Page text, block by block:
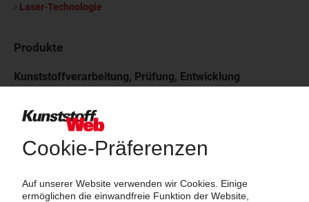
Laser-Technologie
Produkte
Kunststoffverarbeitung, Prüfung, Entwicklung
F+E-Dienstleistungen
Lasergravuren
Laserschweißen